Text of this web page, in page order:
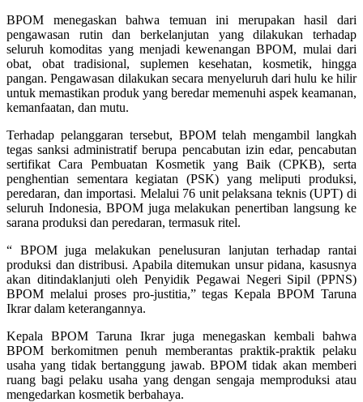
BPOM menegaskan bahwa temuan ini merupakan hasil dari
pengawasan rutin dan berkelanjutan yang dilakukan terhadap
seluruh komoditas yang menjadi kewenangan BPOM, mulai dari
obat, obat tradisional, suplemen kesehatan, kosmetik, hingga
pangan. Pengawasan dilakukan secara menyeluruh dari hulu ke hilir
untuk memastikan produk yang beredar memenuhi aspek keamanan,
kemanfaatan, dan mutu.
Terhadap pelanggaran tersebut, BPOM telah mengambil langkah
tegas sanksi administratif berupa pencabutan izin edar, pencabutan
sertifikat Cara Pembuatan Kosmetik yang Baik (CPKB), serta
penghentian sementara kegiatan (PSK) yang meliputi produksi,
peredaran, dan importasi. Melalui 76 unit pelaksana teknis (UPT) di
seluruh Indonesia, BPOM juga melakukan penertiban langsung ke
sarana produksi dan peredaran, termasuk ritel.
“ BPOM juga melakukan penelusuran lanjutan terhadap rantai
produksi dan distribusi. Apabila ditemukan unsur pidana, kasusnya
akan ditindaklanjuti oleh Penyidik Pegawai Negeri Sipil (PPNS)
BPOM melalui proses pro-justitia,” tegas Kepala BPOM Taruna
Ikrar dalam keterangannya.
Kepala BPOM Taruna Ikrar juga menegaskan kembali bahwa
BPOM berkomitmen penuh memberantas praktik-praktik pelaku
usaha yang tidak bertanggung jawab. BPOM tidak akan memberi
ruang bagi pelaku usaha yang dengan sengaja memproduksi atau
mengedarkan kosmetik berbahaya.